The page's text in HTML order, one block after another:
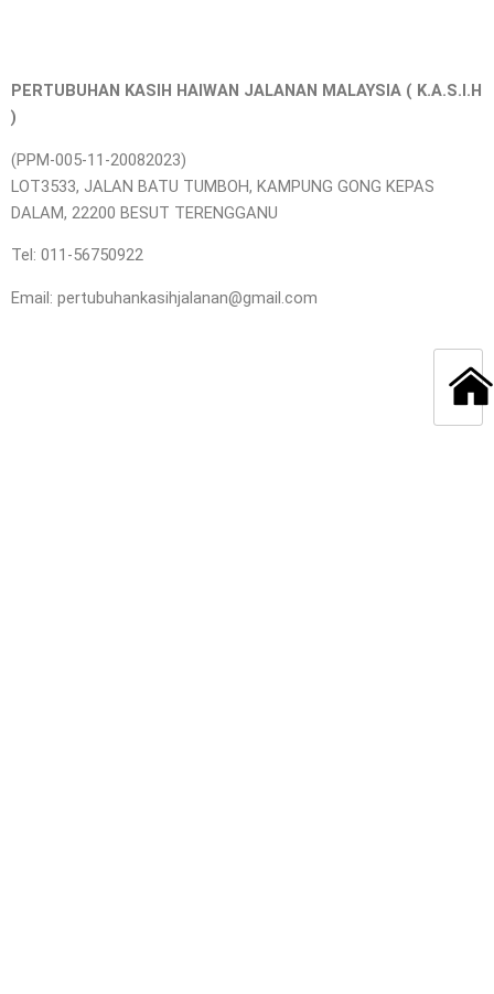
PERTUBUHAN KASIH HAIWAN JALANAN MALAYSIA ( K.A.S.I.H
)
(PPM-005-11-20082023)
LOT3533, JALAN BATU TUMBOH, KAMPUNG GONG KEPAS
DALAM, 22200 BESUT TERENGGANU
Tel: 011-56750922
Email: pertubuhankasihjalanan@gmail.com